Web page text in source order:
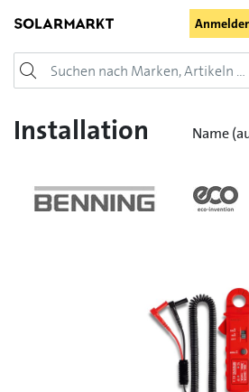
Login
Angemeldet bleiben
Passwort
Registrieranfrage für
Installation Name